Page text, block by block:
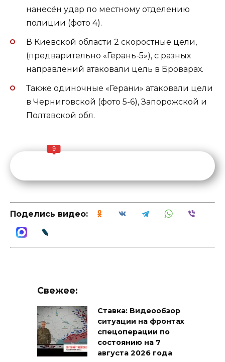
нанесён удар по местному отделению
полиции (фото 4).
В Киевской области 2 скоростные цели,
(предварительно «Герань-5»), с разных
направлений атаковали цель в Броварах.
Также одиночные «Герани» атаковали цели
в Черниговской (фото 5-6), Запорожской и
Полтавской обл.
9
Поделись видео:
Свежее:
Ставка: Видеообзор
ситуации на фронтах
спецоперации по
состоянию на 7
августа 2026 года